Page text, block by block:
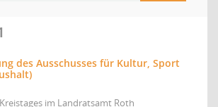
des Ausschusses für Kultur, Sport
im Landratsamt Roth